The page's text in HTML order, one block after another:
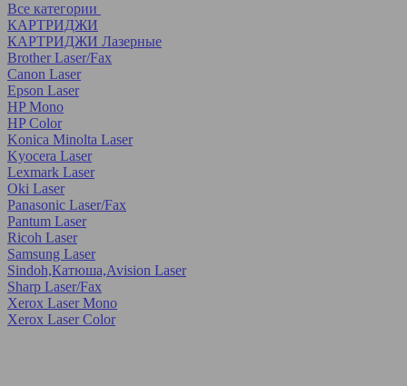
Все категории
КАРТРИДЖИ
КАРТРИДЖИ Лазерные
Brother Laser/Fax
Canon Laser
Epson Laser
HP Mono
HP Color
Konica Minolta Laser
Kyocera Laser
Lexmark Laser
Oki Laser
Panasonic Laser/Fax
Pantum Laser
Ricoh Laser
Samsung Laser
Sindoh,Катюша,Avision Laser
Sharp Laser/Fax
Xerox Laser Mono
Xerox Laser Color